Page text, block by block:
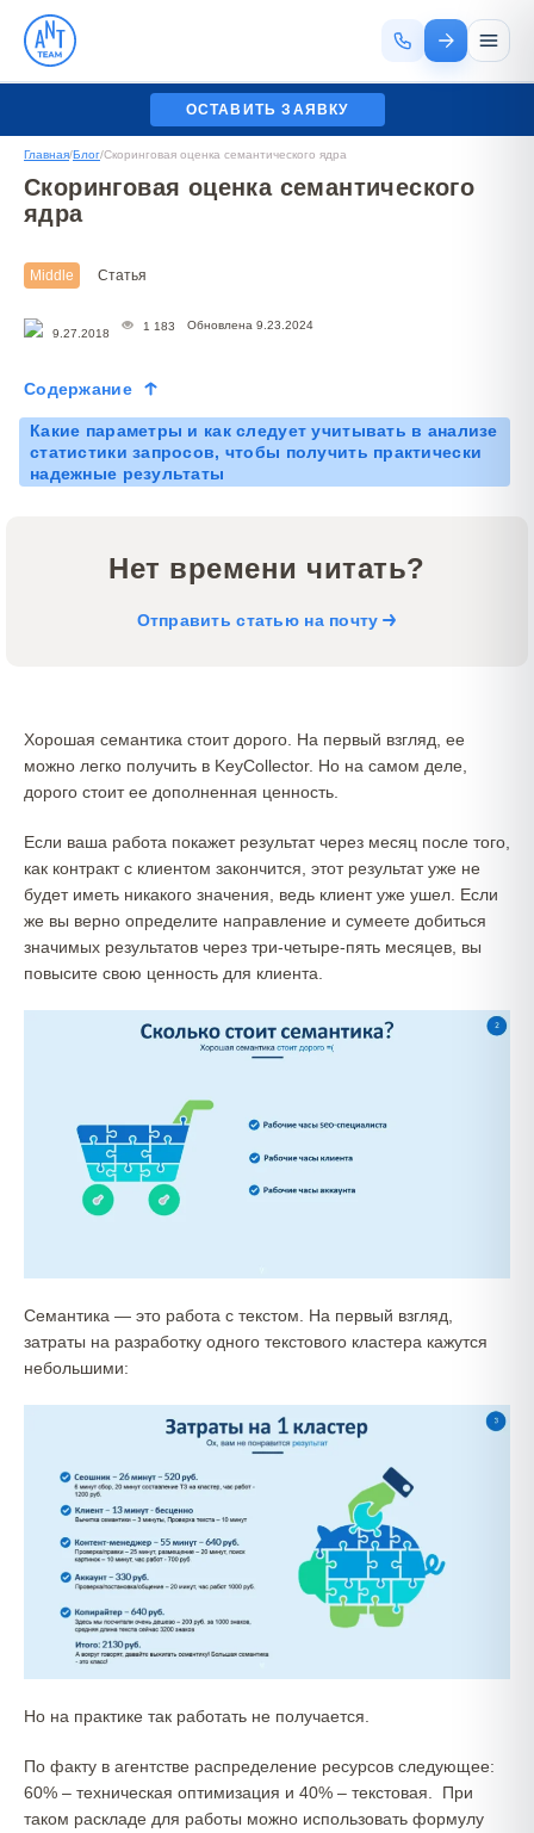
ОСТАВИТЬ ЗАЯВКУ
Главная/Блог/Скоринговая оценка семантического ядра
Скоринговая оценка семантического
ядра
Middle Статья
9.27.2018
1 183 Обновлена 9.23.2024
Содержание
Какие параметры и как следует учитывать в анализе
статистики запросов, чтобы получить практически
надежные результаты
Нет времени читать?
Отправить статью на почту
Хорошая семантика стоит дорого. На первый взгляд, ее
можно легко получить в KeyCollector. Но на самом деле,
дорого стоит ее дополненная ценность.
Если ваша работа покажет результат через месяц после того,
как контракт с клиентом закончится, этот результат уже не
будет иметь никакого значения, ведь клиент уже ушел. Если
же вы верно определите направление и сумеете добиться
значимых результатов через три-четыре-пять месяцев, вы
повысите свою ценность для клиента.
Семантика — это работа с текстом. На первый взгляд,
затраты на разработку одного текстового кластера кажутся
небольшими:
Но на практике так работать не получается.
По факту в агентстве распределение ресурсов следующее:
60% – техническая оптимизация и 40% – текстовая. При
таком раскладе для работы можно использовать формулу